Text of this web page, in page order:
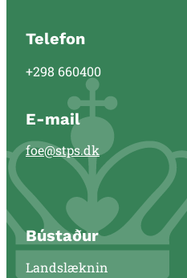
Telefon
+298 660400
E-mail
foe@stps.dk
Bústaður
Landslæknin